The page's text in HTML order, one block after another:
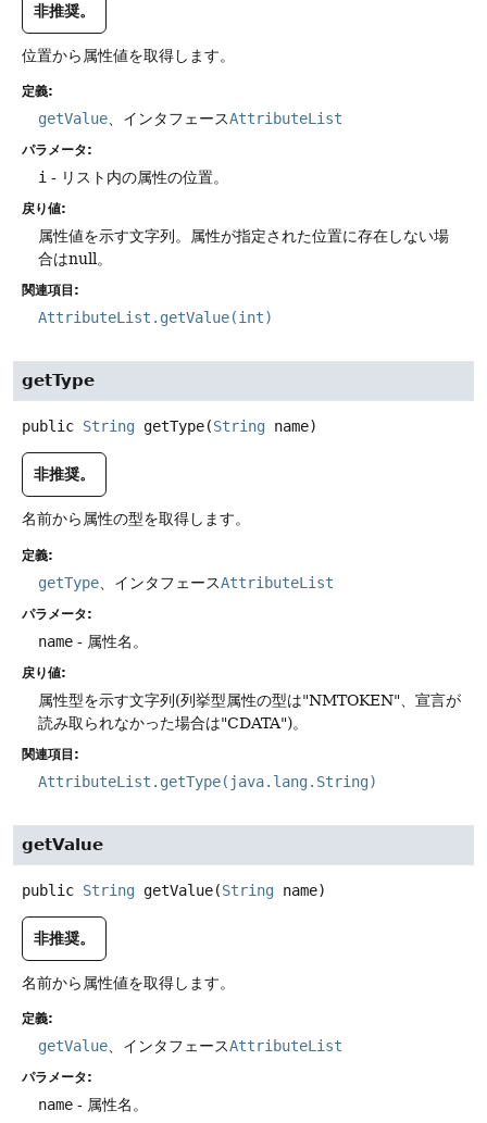
非推奨。
位置から属性値を取得します。
定義:
getValue 、インタフェースAttributeList
パラメータ:
i - リスト内の属性の位置。
戻り値:
属性値を示す文字列。属性が指定された位置に存在しない場
合はnull。
関連項目:
AttributeList.getValue(int)
getType
public String getType(String name)
非推奨。
名前から属性の型を取得します。
定義:
getType 、インタフェースAttributeList
パラメータ:
name - 属性名。
戻り値:
属性型を示す文字列(列挙型属性の型は"NMTOKEN"、宣言が
読み取られなかった場合は"CDATA")。
関連項目:
AttributeList.getType(java.lang.String)
getValue
public String getValue(String name)
非推奨。
名前から属性値を取得します。
定義:
getValue 、インタフェースAttributeList
パラメータ:
name - 属性名。